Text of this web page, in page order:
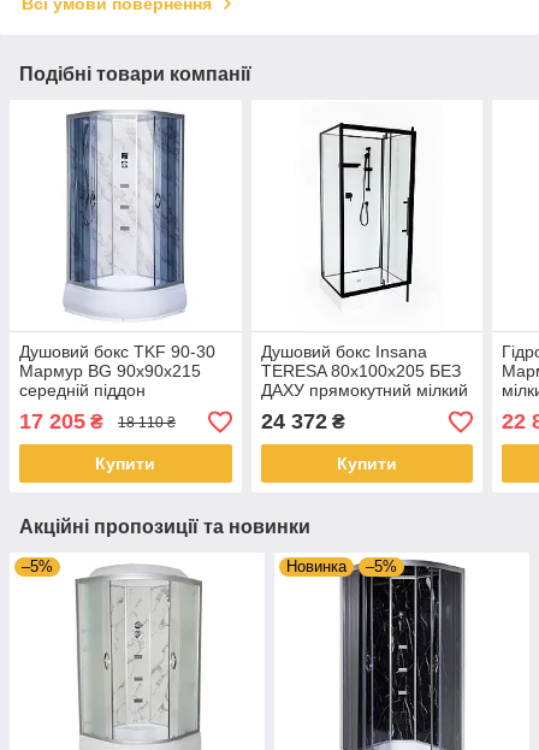
Подібні товари компанії
Душовий бокс TKF 90-30
Мармур BG 90х90х215
середній піддон
17 205 ₴ 18 110 ₴
Купити
Душовий бокс Insana
TERESA 80x100х205 БЕЗ
ДАХУ прямокутний мілкий
піддон
24 372₴
Купити
22
Акційні пропозиції та новинки
–5% Новинка –5%